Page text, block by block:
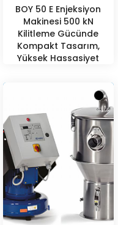
BOY 50 E Enjeksiyon
Makinesi 500 kN
Kilitleme Gücünde
Kompakt Tasarım,
Yüksek Hassasiyet